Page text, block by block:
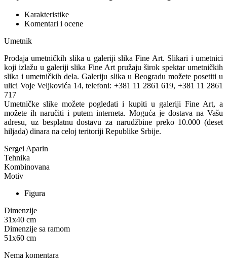
Karakteristike
Komentari i ocene
Umetnik
Prodaja umetničkih slika u galeriji slika Fine Art. Slikari i umetnici
koji izlažu u galeriji slika Fine Art pružaju širok spektar umetničkih
slika i umetničkih dela. Galeriju slika u Beogradu možete posetiti u
ulici Voje Veljkovića 14, telefoni: +381 11 2861 619, +381 11 2861
717
Umetničke slike možete pogledati i kupiti u galeriji Fine Art, a
možete ih naručiti i putem interneta. Moguća je dostava na Vašu
adresu, uz besplatnu dostavu za narudžbine preko 10.000 (deset
hiljada) dinara na celoj teritoriji Republike Srbije.
Sergei Aparin
Tehnika
Kombinovana
Motiv
Figura
Dimenzije
31x40 cm
Dimenzije sa ramom
51x60 cm
Nema komentara